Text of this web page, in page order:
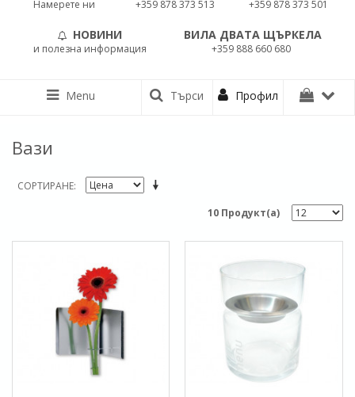
Намерете ни +359 878 373 513 +359 878 373 501
НОВИНИ
и полезна информация
ВИЛА ДВАТА ЩЪРКЕЛА
+359 888 660 680
Menu Търси Профил
Вази
СОРТИРАНЕ
10 Продукт(а)